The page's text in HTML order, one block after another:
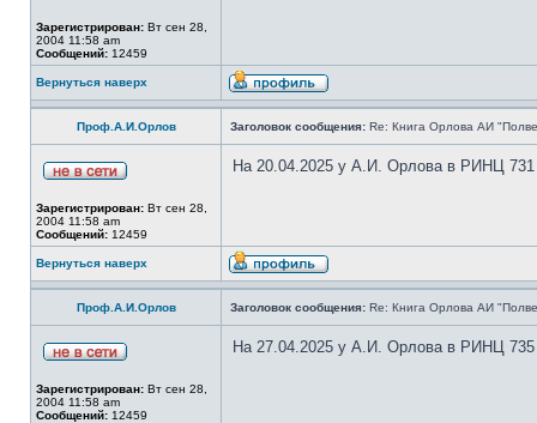
Зарегистрирован: Вт сен 28,
2004 11:58 am
Сообщений: 12459
Вернуться наверх
Проф.А.И.Орлов Заголовок сообщения: Re: Книга Орлова АИ
Зарегистрирован: Вт сен 28,
2004 11:58 am
Сообщений: 12459
На 20.04.2025 у А.И. Орлова в РИНЦ 731
Вернуться наверх
Проф.А.И.Орлов Заголовок сообщения: Re: Книга Орлова АИ
Зарегистрирован: Вт сен 28,
2004 11:58 am
Сообщений: 12459
На 27.04.2025 у А.И. Орлова в РИНЦ 735